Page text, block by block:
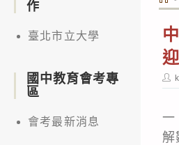
一
解
作
臺北市立大學
國中教育會考專
區
會考最新消息